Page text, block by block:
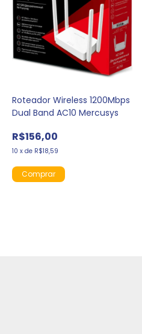
Roteador Wireless 1200Mbps
Dual Band AC10 Mercusys
R$156,00
10 x de R$18,59